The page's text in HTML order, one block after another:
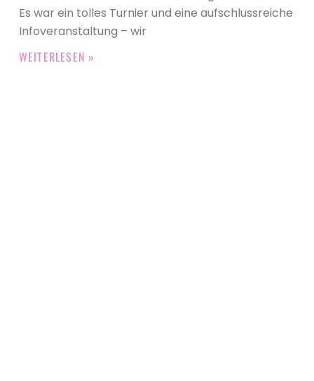
Es war ein tolles Turnier und eine aufschlussreiche
Infoveranstaltung – wir
WEITERLESEN »